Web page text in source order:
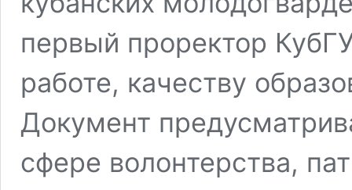
первый проректор
работе, качеству
Документ
сфере волонтерства,